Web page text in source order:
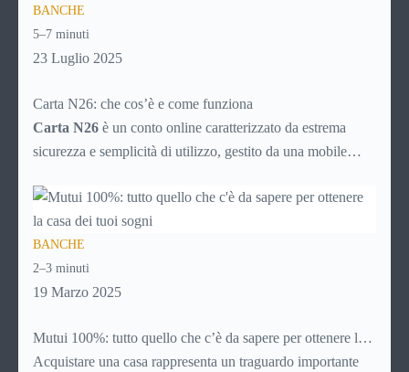
Allora è il momento di scoprire Revolut, una delle soluzioni
fintech più utilizzate al mondo.
BANCHE
5–7 minuti
23 Luglio 2025
Carta N26: che cos’è e come funziona
Carta N26 è un conto online caratterizzato da estrema
sicurezza e semplicità di utilizzo, gestito da una mobile
sistema finanziario tedesco e, nonostante non abbia sedi
fisiche, consente il prelievo di denaro allo sportello in tutto
il mondo.
BANCHE
2–3 minuti
19 Marzo 2025
Mutui 100%: tutto quello che c’è da sapere per ottenere la
casa dei tuoi sogni
Acquistare una casa rappresenta un traguardo importante